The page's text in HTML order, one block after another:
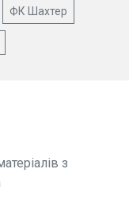
ФК Шахтер
з